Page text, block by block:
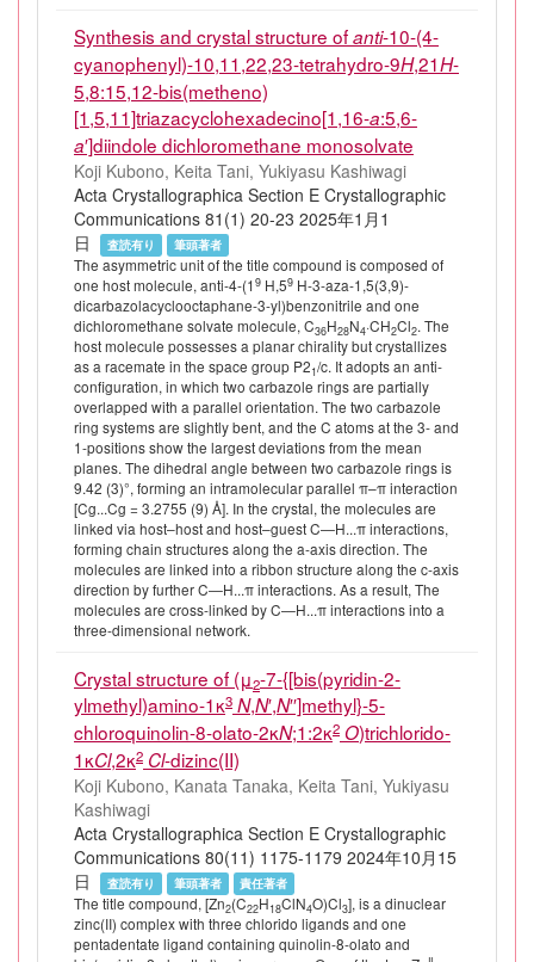
Synthesis and crystal structure ofanti-10-(4-
cyanophenyl)-10,11,22,23-tetrahydro-9H,21H-
5,8:15,12-bis(metheno)
[1,5,11]triazacyclohexadecino[1,16-a:5,6-
a′]diindole dichloromethane monosolvate
Koji Kubono, Keita Tani, Yukiyasu Kashiwagi
Acta Crystallographica Section E Crystallographic
Communications 81(1) 20-23 2025年1月1
日
査読有り 筆頭著者
The asymmetric unit of the title compound is composed of
one host molecule, anti-4-(1 9 H,59 H-3-aza-1,5(3,9)-
dicarbazolacyclooctaphane-3-yl)benzonitrile and one
dichloromethane solvate molecule, C36H28N4·CH2Cl2. The
host molecule possesses a planar chirality but crystallizes
as a racemate in the space group P21/c. It adopts an anti-
configuration, in which two carbazole rings are partially
overlapped with a parallel orientation. The two carbazole
ring systems are slightly bent, and the C atoms at the 3- and
1-positions show the largest deviations from the mean
planes. The dihedral angle between two carbazole rings is
9.42 (3)°, forming an intramolecular parallel π–π interaction
[Cg...Cg = 3.2755 (9) Å]. In the crystal, the molecules are
linked via host–host and host–guest C—H...π interactions,
forming chain structures along the a-axis direction. The
molecules are linked into a ribbon structure along the c-axis
direction by further C—H...π interactions. As a result, The
molecules are cross-linked by C—H...π interactions into a
three-dimensional network.
Crystal structure of (μ2-7-{[bis(pyridin-2-
ylmethyl)amino-1κ3 N,N′,N′′]methyl}-5-
chloroquinolin-8-olato-2κN;1:2κ2 O)trichlorido-
1κCl,2κ2 Cl-dizinc(II)
Koji Kubono, Kanata Tanaka, Keita Tani, Yukiyasu
Kashiwagi
Acta Crystallographica Section E Crystallographic
Communications 80(11) 1175-1179 2024年10月15
日
査読有り 筆頭著者 責任著者
The title compound, [Zn2(C22H18ClN4O)Cl3], is a dinuclear
zinc(II) complex with three chlorido ligands and one
pentadentate ligand containing quinolin-8-olato and